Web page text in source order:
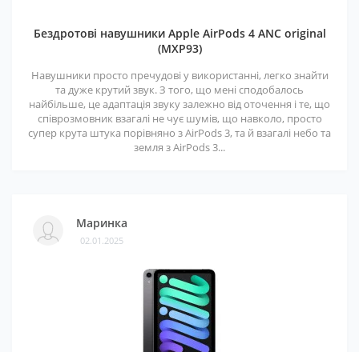
Бездротові навушники Apple AirPods 4 ANC original
(MXP93)
Навушники просто пречудові у використанні, легко знайти
та дуже крутий звук. З того, що мені сподобалось
найбільше, це адаптація звуку залежно від оточення і те, що
співрозмовник взагалі не чує шумів, що навколо, просто
супер крута штука порівняно з AirPods 3, та й взагалі небо та
земля з AirPods 3...
Маринка
02.01.2025